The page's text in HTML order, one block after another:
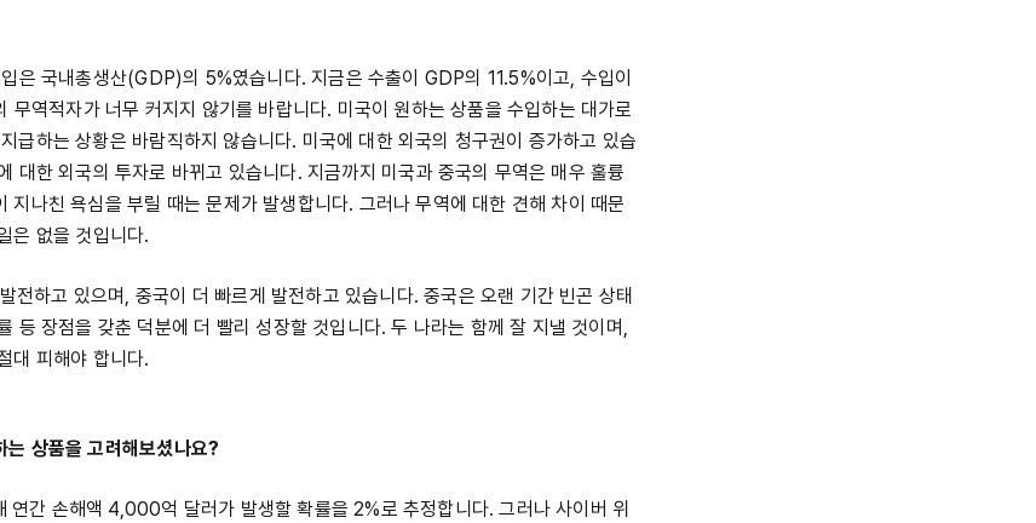
은 국내총생산(GDP)의 5%였습니다. 지금은 수출이 GDP의 11.5%이고, 수입이
무역적자가 너무 커지지 않기를 바랍니다. 미국이 원하는 상품을 수입하는 대가로
급하는 상황은 바람직하지 않습니다. 미국에 대한 외국의 청구권이 증가하고 있습
대한 외국의 투자로 바뀌고 있습니다. 지금까지 미국과 중국의 무역은 매우 훌륭
지나친 욕심을 부릴 때는 문제가 발생합니다. 그러나 무역에 대한 견해 차이 때문
은 없을 것입니다.
전하고 있으며, 중국이 더 빠르게 발전하고 있습니다. 중국은 오랜 기간 빈곤 상태
등 장점을 갖춘 덕분에 더 빨리 성장할 것입니다. 두 나라는 함께 잘 지낼 것이며,
대 피해야 합니다.
는 상품을 고려해보셨나요?
간 손해액 4,000억 달러가 발생할 확률을 2%로 추정합니다. 그러나 사이버 위